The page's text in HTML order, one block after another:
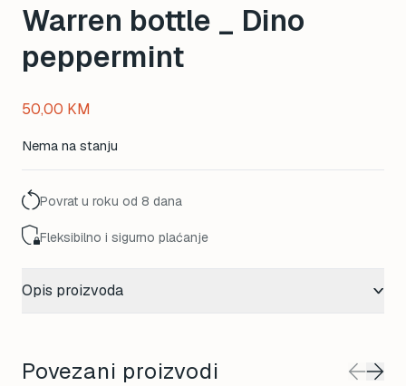
Warren bottle _ Dino
peppermint
50,00 KM
Nema na stanju
Povrat u roku od 8 dana
Fleksibilno i sigurno plaćanje
Opis proizvoda
Povezani proizvodi